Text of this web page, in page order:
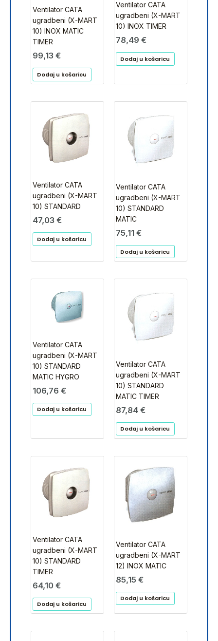
Ventilator CATA
ugradbeni (X-MART
10) INOX MATIC
TIMER
99,13 €
Dodaj u košaricu
Ventilator CATA
ugradbeni (X-MART
10) INOX TIMER
78,49 €
Dodaj u košaricu
Ventilator CATA
ugradbeni (X-MART
10) STANDARD
47,03 €
Dodaj u košaricu
Ventilator CATA
ugradbeni (X-MART
10) STANDARD
MATIC
75,11 €
Dodaj u košaricu
Ventilator CATA
ugradbeni (X-MART
10) STANDARD
MATIC HYGRO
106,76 €
Dodaj u košaricu
Ventilator CATA
ugradbeni (X-MART
10) STANDARD
MATIC TIMER
87,84 €
Dodaj u košaricu
Ventilator CATA
ugradbeni (X-MART
10) STANDARD
TIMER
64,10 €
Dodaj u košaricu
Ventilator CATA
ugradbeni (X-MART
12) INOX MATIC
85,15 €
Dodaj u košaricu